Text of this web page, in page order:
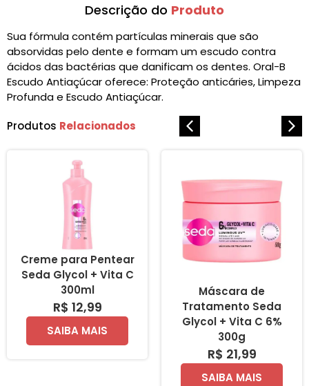
Descrição do Produto
Sua fórmula contém partículas minerais que são
absorvidas pelo dente e formam um escudo contra
ácidos das bactérias que danificam os dentes. Oral-B
Escudo Antiaçúcar oferece: Proteção anticáries, Limpeza
Profunda e Escudo Antiaçúcar.
Produtos Relacionados
Creme para Pentear
Seda Glycol + Vita C
300ml
R$ 12,99
SAIBA MAIS
Máscara de
Tratamento Seda
Glycol + Vita C 6%
300g
R$ 21,99
SAIBA MAIS